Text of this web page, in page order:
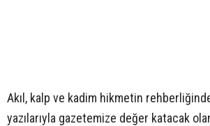
Akıl, kalp ve kadim hikmetin
yazılarıyla gazetemize değer katacak